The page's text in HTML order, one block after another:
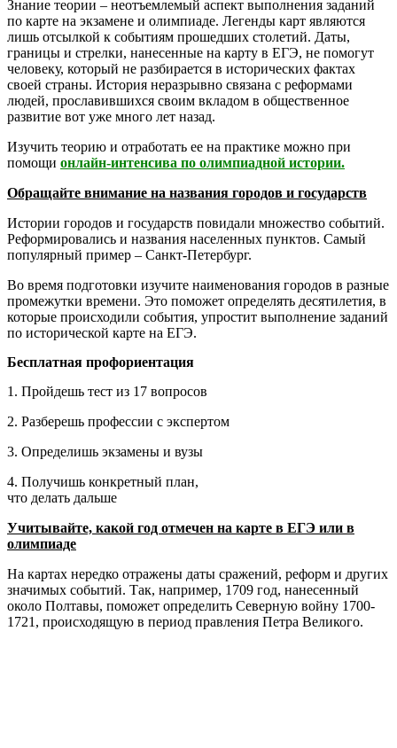
Знание теории – неотъемлемый аспект выполнения заданий
по карте на экзамене и олимпиаде. Легенды карт являются
лишь отсылкой к событиям прошедших столетий. Даты,
границы и стрелки, нанесенные на карту в ЕГЭ, не помогут
человеку, который не разбирается в исторических фактах
своей страны. История неразрывно связана с реформами
людей, прославившихся своим вкладом в общественное
развитие вот уже много лет назад.
Изучить теорию и отработать ее на практике можно при
помощи онлайн-интенсива по олимпиадной истории.
Обращайте внимание на названия городов и государств
Истории городов и государств повидали множество событий.
Реформировались и названия населенных пунктов. Самый
популярный пример – Санкт-Петербург.
Во время подготовки изучите наименования городов в разные
промежутки времени. Это поможет определять десятилетия, в
которые происходили события, упростит выполнение заданий
по исторической карте на ЕГЭ.
Бесплатная профориентация
1. Пройдешь тест из 17 вопросов
2. Разберешь профессии с экспертом
3. Определишь экзамены и вузы
4. Получишь конкретный план,
что делать дальше
Учитывайте, какой год отмечен на карте в ЕГЭ или в
олимпиаде
На картах нередко отражены даты сражений, реформ и других
значимых событий. Так, например, 1709 год, нанесенный
около Полтавы, поможет определить Северную войну 1700-
1721, происходящую в период правления Петра Великого.